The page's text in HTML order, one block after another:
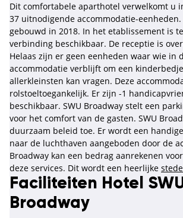
Dit comfortabele aparthotel verwelkomt u
37 uitnodigende accommodatie-
gebouwd in 2018. In het etablissement is
verbinding beschikbaar. De receptie is
Helaas zijn er geen eenheden waar wie in
accommodatie verblijft om een
allerkleinsten kan vragen. Deze
rolstoeltoegankelijk. Er zijn -1
beschikbaar. SWU Broadway stelt een
voor het comfort van de gasten. SWU
duurzaam beleid toe. Er wordt een
naar de luchthaven aangeboden door de
Broadway kan een bedrag aanrekenen
deze services. Dit wordt een heerlijke
Faciliteiten Hotel
Broadway